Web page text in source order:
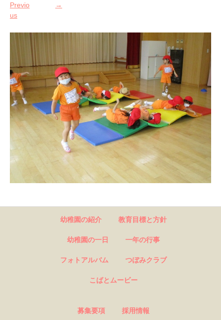
Previo
us
→
幼稚園の紹介 教育目標と方針
幼稚園の一日 一年の行事
フォトアルバム つぼみクラブ
こばとムービー
募集要項 採用情報